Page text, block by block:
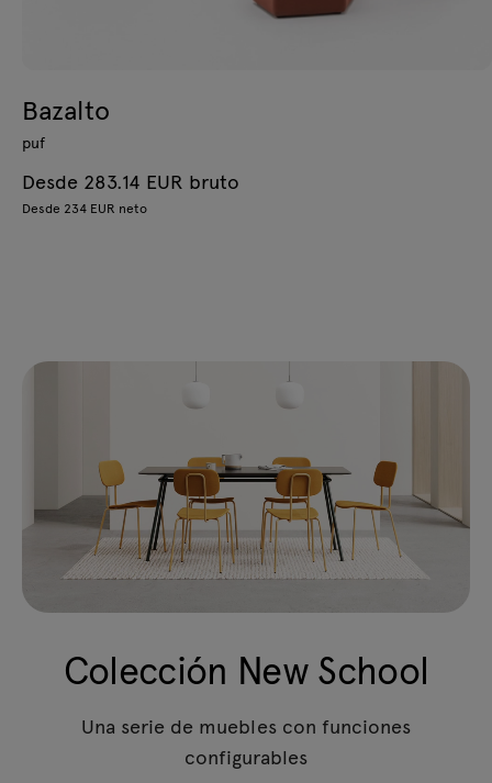
Bazalto
puf
Desde 283.14 EUR bruto
Desde 234 EUR neto
Colección New School
Una serie de muebles con funciones
configurables